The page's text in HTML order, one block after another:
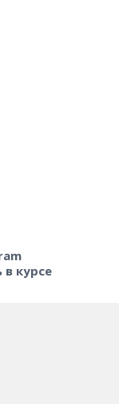
курсе